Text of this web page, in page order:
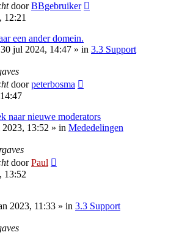
doorBBgebruiker
12:21
een ander domein.
jul 2024, 14:47 » in 3.3 Support
doorpeterbosma
naar nieuwe moderators
2023, 13:52 » in Mededelingen
doorPaul
13:52
2023, 11:33 » in 3.3 Support